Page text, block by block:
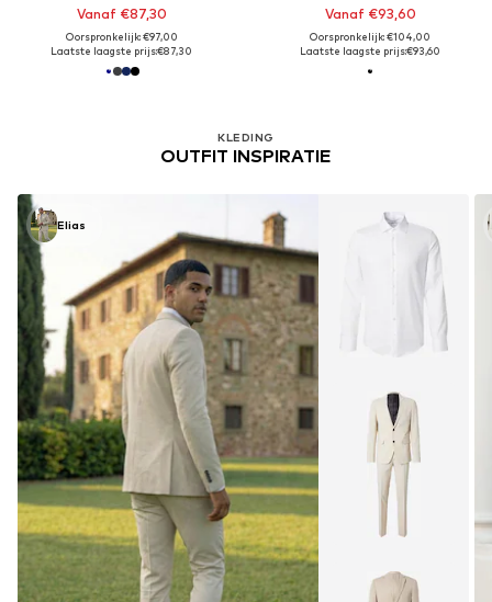
Vanaf €87,30
Oorspronkelijk: €97,00
Laatste laagste prijs:€87,30
Vanaf €93,60
Oorspronkelijk: €104,00
Laatste laagste prijs:€93,60
KLEDING
OUTFIT INSPIRATIE
Elias